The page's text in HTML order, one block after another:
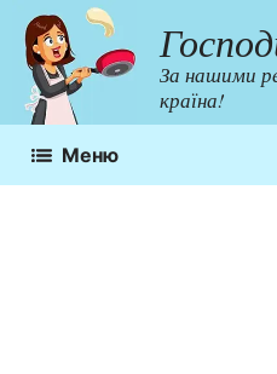
Перейти
до
контенту
За нашими
країна!
Меню